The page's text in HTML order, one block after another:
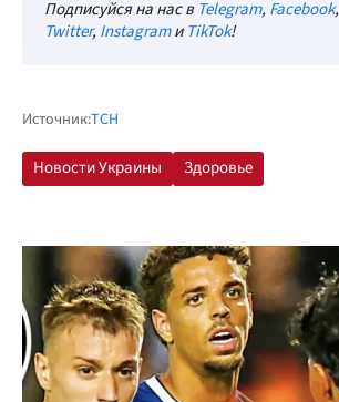
Подписуйся на нас в Telegram, Facebook,
Twitter, InstagramиTikTok!
Источник:ТСН
Новости Украины Здоровье